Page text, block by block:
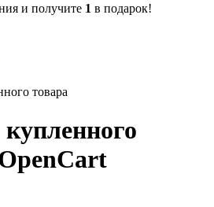
и получите 1 в подарок!
товара